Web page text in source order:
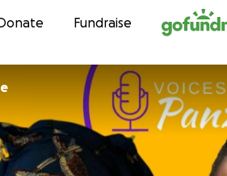
to contentFundraise